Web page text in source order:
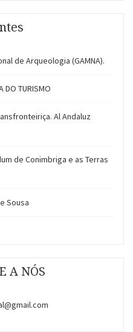
de Arqueologia (GAMNA).
DO TURISMO
Al Andaluz
de Conimbriga e as Terras
Sousa
A NÓS